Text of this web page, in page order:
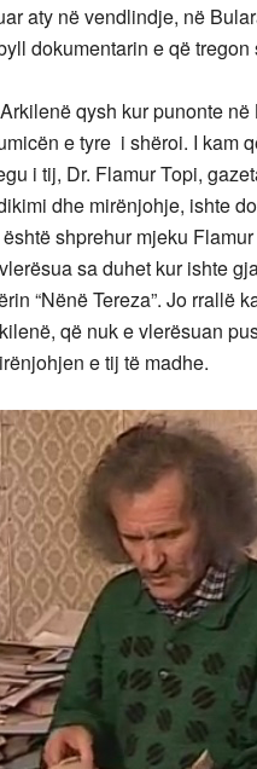
aty në vendlindje, në
dokumentarin e që
qysh kur punonte
e tyre i shëroi. I kam
i tij, Dr. Flamur Topi,
dhe mirënjohje, ishte
shprehur mjeku
sa duhet kur ishte
“Nënë Tereza”. Jo rrallë
që nuk e vlerësuan
e tij të madhe.